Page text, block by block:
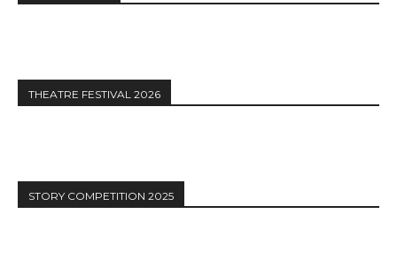
THEATRE FESTIVAL 2026
STORY COMPETITION 2025